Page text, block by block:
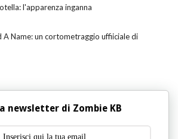
l'apparenza inganna
A Name: un cortometraggio uffiiciale di
newsletter di Zombie KB